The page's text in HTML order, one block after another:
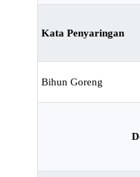
Kata Penyaringan
Bihun Goreng